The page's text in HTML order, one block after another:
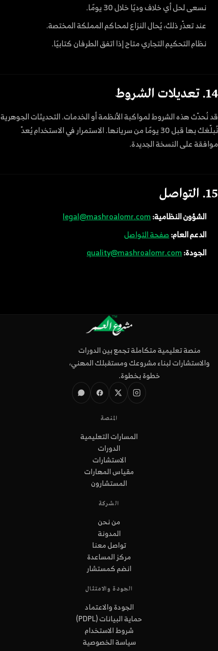
نسعى لحل أي خلاف وديًا خلال 30 يومًا.
عند تعذّر ذلك، يُحال النزاع لمحاكم المملكة المختصة.
نظام التحكيم التجاري متاح إذا اتفق الطرفان كتابيًا.
14. تعديلات الشروط
قد نُحدّث هذه الشروط لمواكبة الأنظمة أو الخدمات. التحديثات الجوهرية
نُبلّغك بها قبل 30 يومًا من سريانها. الاستمرار في الاستخدام يُعدّ
موافقة على النسخة الجديدة.
15. التواصل
الشؤون النظامية:legal@mashroalomr.com
الدعم العام:صفحة التواصل
الجودة:quality@mashroalomr.com
منصة تعليمية متكاملة تجمع بين الدورات
والاستشارات لبناء مشروعك ومستقبلك المهني،
خطوة بخطوة.
المنصة
المسارات التعليمية
الدورات
الاستشارات
مقياس المهارات
المستشارون
الشركة
من نحن
المدونة
تواصل معنا
مركز المساعدة
انضم كمستشار
الجودة والامتثال
الجودة والاعتماد
حماية البيانات (PDPL)
شروط الاستخدام
سياسة الخصوصية